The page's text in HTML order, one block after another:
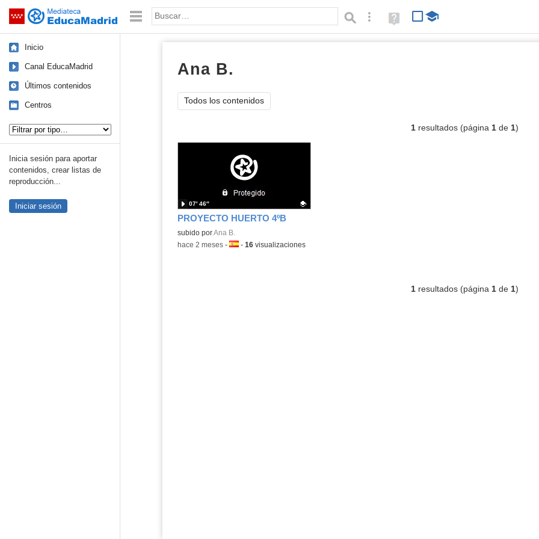
Saltar navegación Palabra o frase: Búsqueda avanzada
Ayuda
(en
Inicio
Canal EducaMadrid
Últimos contenidos
Centros
Inicia sesión para aportar
contenidos, crear listas de
reproducción...
Iniciar sesión
Ana B.
Todos los contenidos
1resultados (página 1de 1)
PROYECTO HUERTO 4ºB
Contenido educativo.
subido porAna B.
07′ 46″
-hace 2 meses- Idioma:
- 16visualizaciones
1resultados (página 1de 1)